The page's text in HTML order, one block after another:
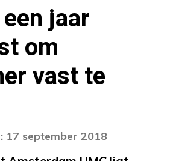
jaar
om
vast te
17 september 2018